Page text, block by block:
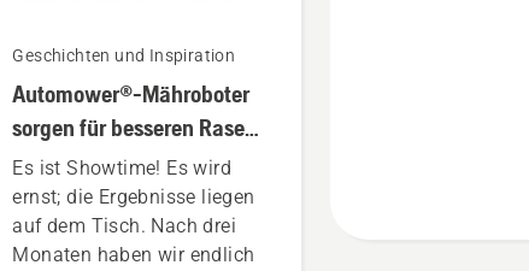
Geschichten und Inspiration
Automower®-Mähroboter
sorgen für besseren Rasen
als herkömmliche
Sichelmäher
Es ist Showtime! Es wird
ernst; die Ergebnisse liegen
auf dem Tisch. Nach drei
Monaten haben wir endlich